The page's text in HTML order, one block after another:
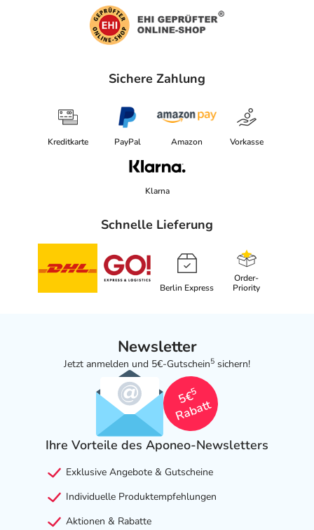
Sichere Zahlung
Kreditkarte PayPal Amazon Vorkasse
Klarna
Schnelle Lieferung
Berlin Express
Order-
Priority
Newsletter
Jetzt anmelden und 5€-Gutschein5 sichern!
5€
5
Rabatt
Ihre Vorteile des Aponeo-Newsletters
Exklusive Angebote & Gutscheine
Individuelle Produktempfehlungen
Aktionen & Rabatte